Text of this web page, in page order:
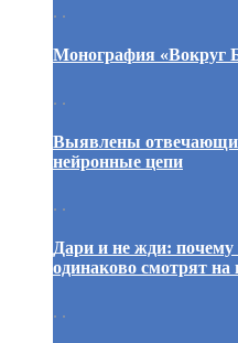
. .
Монография «Вокруг
. .
Выявлены
нейронные цепи
. .
Дари и не жди: почему
одинаково смотрят на
. .